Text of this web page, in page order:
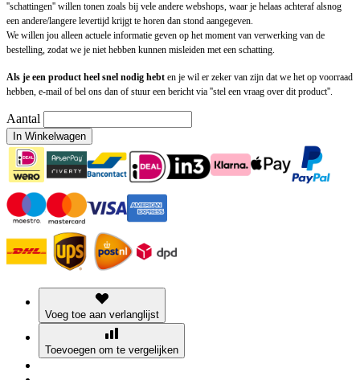
''schattingen'' willen tonen zoals bij vele andere webshops, waar je helaas achteraf alsnog
een andere/langere levertijd krijgt te horen dan stond aangegeven.
We willen jou alleen actuele informatie geven op het moment van verwerking van de
bestelling, zodat we je niet hebben kunnen misleiden met een schatting.
Als je een product heel snel nodig hebt en je wil er zeker van zijn dat we het op voorraad
hebben, e-mail of bel ons dan of stuur een bericht via ''stel een vraag over dit product''.
Aantal
In Winkelwagen
Voeg toe aan verlanglijst
Toevoegen om te vergelijken